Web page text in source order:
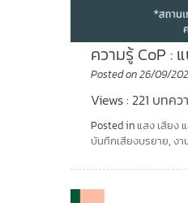
ความรู้ CoP :
Posted on26/09/
Views : 221 บทคว
Posted in แสง เสียง
บันทึกเสียงบรยาย,งา